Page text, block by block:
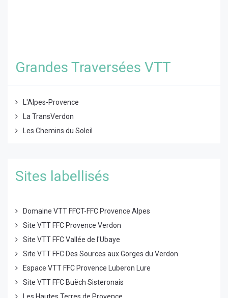
Grandes Traversées VTT
L'Alpes-Provence
La TransVerdon
Les Chemins du Soleil
Sites labellisés
Domaine VTT FFCT-FFC Provence Alpes
Site VTT FFC Provence Verdon
Site VTT FFC Vallée de l'Ubaye
Site VTT FFC Des Sources aux Gorges du Verdon
Espace VTT FFC Provence Luberon Lure
Site VTT FFC Buëch Sisteronais